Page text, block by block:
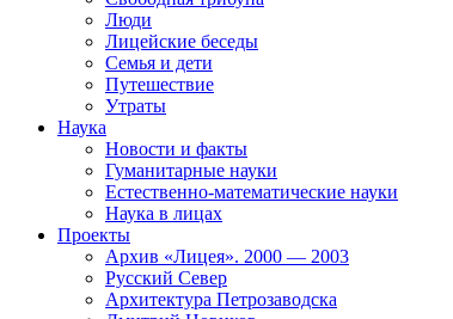
Люди
Лицейские беседы
Семья и дети
Путешествие
Утраты
Наука
Новости и факты
Гуманитарные науки
Естественно-математические науки
Наука в лицах
Проекты
Архив «Лицея». 2000 — 2003
Русский Север
Архитектура Петрозаводска